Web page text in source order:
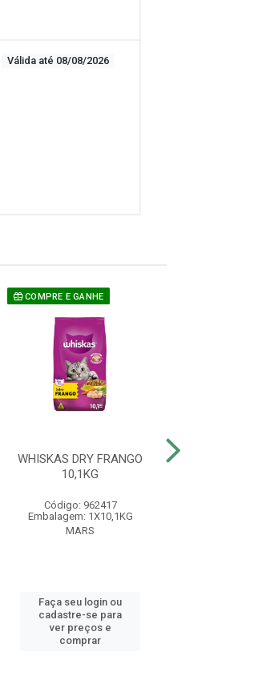
Válida até 08/08/2026
COMPRE E GANHE
WHISKAS DRY FRANGO
10,1KG
Código: 962417
Embalagem: 1X10,1KG
MARS
Faça seu login ou
cadastre-se para
ver preços e
comprar